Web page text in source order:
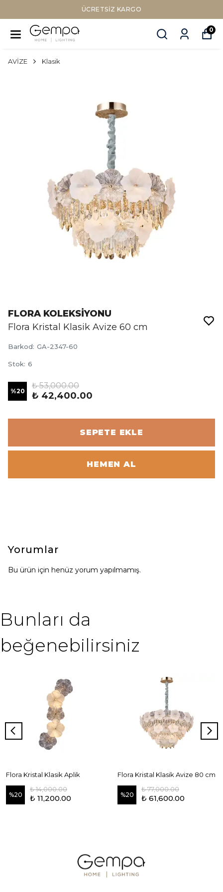
Sepette Nakit Ödemede Ek %10 İNDİRİM
0
AVİZE Klasik
FLORA KOLEKSİYONU
Flora Kristal Klasik Avize 60 cm
Barkod: GA-2347-60
Stok: 6
%20
₺ 53,000.00
₺ 42,400.00
SEPETE EKLE
HEMEN AL
Yorumlar
Bu ürün için henüz yorum yapılmamış.
Bunları da
beğenebilirsiniz
Flora Kristal Klasik Aplik
%20
₺ 14,000.00
₺ 11,200.00
Flora Kristal Klasik Avize 80 cm
%20
₺ 77,000.00
₺ 61,600.00